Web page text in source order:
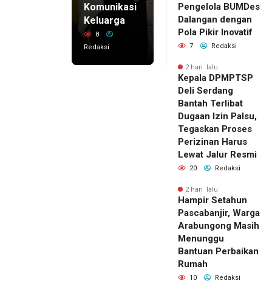
Komunikasi
Keluarga
8
Redaksi
Pengelola BUMDes
Dalangan dengan
Pola Pikir Inovatif
7 Redaksi
2 hari lalu
Kepala DPMPTSP
Deli Serdang
Bantah Terlibat
Dugaan Izin Palsu,
Tegaskan Proses
Perizinan Harus
Lewat Jalur Resmi
20 Redaksi
2 hari lalu
Hampir Setahun
Pascabanjir, Warga
Arabungong Masih
Menunggu
Bantuan Perbaikan
Rumah
10 Redaksi